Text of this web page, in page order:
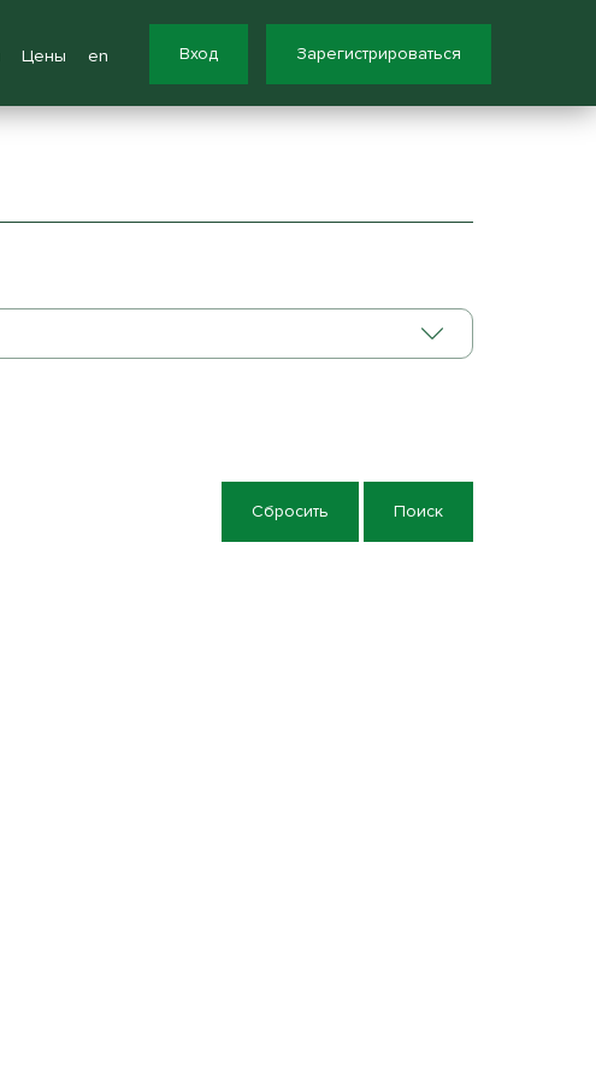
Цены en Вход Зарегистрироваться
Сбросить Поиск